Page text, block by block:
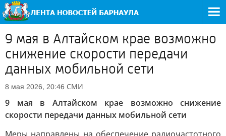
9 мая в Алтайском крае возможно
снижение скорости передачи
данных мобильной сети
8 мая 2026, 20:46 СМИ
9 мая в Алтайском крае возможно снижение
скорости передачи данных мобильной сети